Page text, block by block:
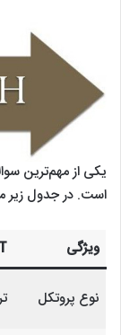
است. در جدول زیر
ویژگی
نوع پروتکل